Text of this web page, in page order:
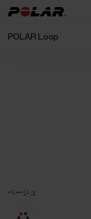
POLAR Loop
ベージュ